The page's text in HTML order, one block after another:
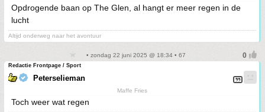
Opdrogende baan op The Glen, al hangt er meer regen in de
lucht
Altijd onderweg naar het avontuur
• zondag 22 juni 2025 @ 18:34 • 67
Redactie Frontpage / Sport
Peterselieman
Maffe Fries
Toch weer wat regen